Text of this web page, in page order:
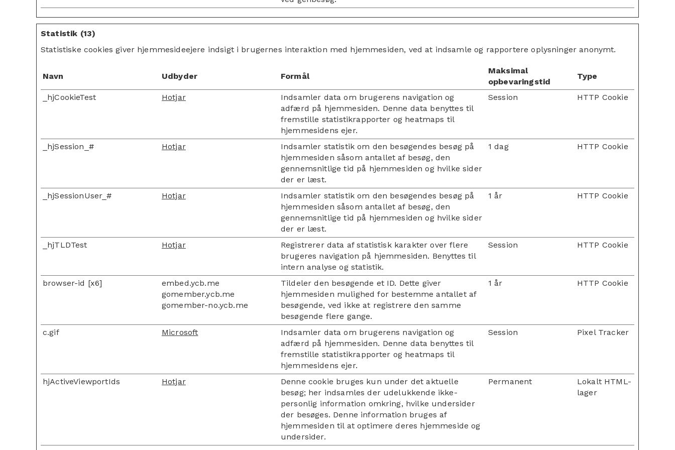
Statistik (13)
Statistiske cookies giver hjemmesideejere indsigt i brugernes interaktion med hjemmesiden, ved at indsamle og rapportere oplysninger anonymt.
Navn Udbyder Formål
Maksimal
opbevaringstid
Type
_hjCookieTest Hotjar
Indsamler data om brugerens navigation og
adfærd på hjemmesiden. Denne data benyttes til
fremstille statistikrapporter og heatmaps til
hjemmesidens ejer.
Session HTTP Cookie
_hjSession_# Hotjar
Indsamler statistik om den besøgendes besøg på
hjemmesiden såsom antallet af besøg, den
gennemsnitlige tid på hjemmesiden og hvilke sider
der er læst.
1 dag HTTP Cookie
_hjSessionUser_# Hotjar
Indsamler statistik om den besøgendes besøg på
hjemmesiden såsom antallet af besøg, den
gennemsnitlige tid på hjemmesiden og hvilke sider
der er læst.
1 år HTTP Cookie
_hjTLDTest Hotjar
Registrerer data af statistisk karakter over flere
brugeres navigation på hjemmesiden. Benyttes til
intern analyse og statistik.
Session HTTP Cookie
browser-id [x6]
embed.ycb.me
gomember.ycb.me
gomember-no.ycb.me
Tildeler den besøgende et ID. Dette giver
hjemmesiden mulighed for bestemme antallet af
besøgende, ved ikke at registrere den samme
besøgende flere gange.
1 år HTTP Cookie
c.gif Microsoft
Indsamler data om brugerens navigation og
adfærd på hjemmesiden. Denne data benyttes til
fremstille statistikrapporter og heatmaps til
hjemmesidens ejer.
Session Pixel Tracker
hjActiveViewportIds Hotjar
Denne cookie bruges kun under det aktuelle
besøg; her indsamles der udelukkende ikke-
personlig information omkring, hvilke undersider
der besøges. Denne information bruges af
hjemmesiden til at optimere deres hjemmeside og
undersider.
Permanent
Lokalt HTML-
lager